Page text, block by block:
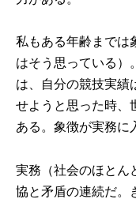
私もある年齢までは
はそう思っている）
は、自分の競技実績
せようと思った時、
ある。象徴が実務に
実務（社会のほとん
協と矛盾の連続だ。